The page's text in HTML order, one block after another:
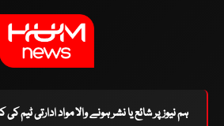
ہم نیوز پر شائع یا نشر ہونے والا مواد ادارتی ٹیم